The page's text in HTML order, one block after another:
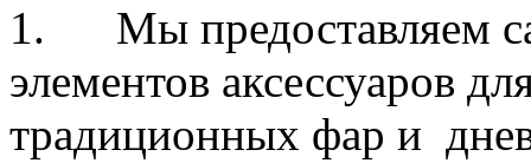
1. Мы предоставляем
элементов аксессуаров
традиционных фар и